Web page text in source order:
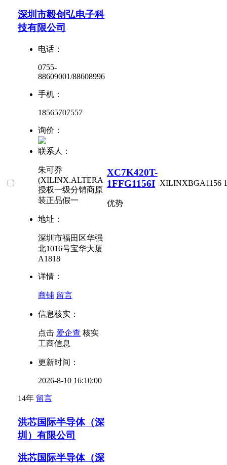
深圳市毅创弘电子科
技有限公司
电话：
0755-
88609001/88608996
手机：
18565707557
询价：
联系人：
朱可乔
(XILINX.ALTERA
授权一级分销商原
装正品假一
地址：
深圳市福田区华强
北1016号宝华大厦
A1818
详情：
商铺 留言
信息核实：
点击 爱企查 核实
工商信息
更新时间：
2026-8-10 16:10:00
14年 留言
XC7K420T-
1FFG1156I
优势
XILINXBGA1156
洪芯国际半导体（深
圳）有限公司
洪芯国际半导体（深